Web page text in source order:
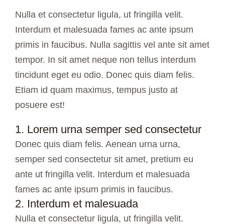
Nulla et consectetur ligula, ut fringilla velit.
Interdum et malesuada fames ac ante ipsum
primis in faucibus. Nulla sagittis vel ante sit amet
tempor. In sit amet neque non tellus interdum
tincidunt eget eu odio. Donec quis diam felis.
Etiam id quam maximus, tempus justo at
posuere est!
1. Lorem urna semper sed consectetur
Donec quis diam felis. Aenean urna urna,
semper sed consectetur sit amet, pretium eu
ante ut fringilla velit. Interdum et malesuada
fames ac ante ipsum primis in faucibus.
2. Interdum et malesuada
Nulla et consectetur ligula, ut fringilla velit.